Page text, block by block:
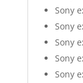
Sony
Sony
Sony
Sony
Sony